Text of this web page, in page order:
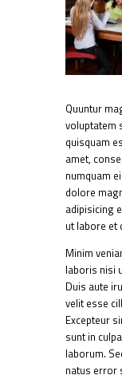
Quuntur
voluptatem
quisquam
amet,
numquam
dolore
adipisicing
ut labore et
Minim
laboris nisi
Duis aute
velit esse
Excepteur
sunt in
laborum.
natus error